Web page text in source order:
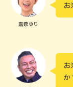
嘉数ゆり
お
お
か